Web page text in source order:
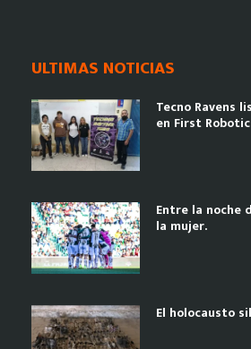
ULTIMAS NOTICIAS
Tecno Ravens
en First
Entre la noche
la mujer.
El holocausto